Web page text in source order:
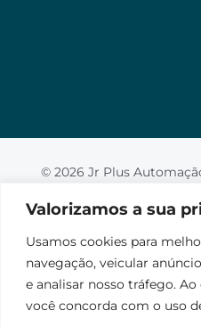
Não
© 2026 Jr Plus
Criação